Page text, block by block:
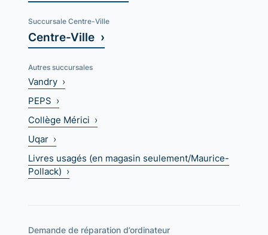
Succursale Centre-Ville
Centre-Ville ›
Autres succursales
Vandry ›
PEPS ›
Collège Mérici ›
Uqar ›
Livres usagés (en magasin seulement/Maurice-
Pollack) ›
Demande de réparation d’ordinateur